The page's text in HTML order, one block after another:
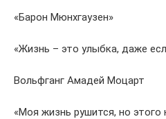
«Барон Мюнхгаузен»
«Жизнь – это улыбка, даже
Вольфганг Амадей Моцарт
«Моя жизнь рушится, но